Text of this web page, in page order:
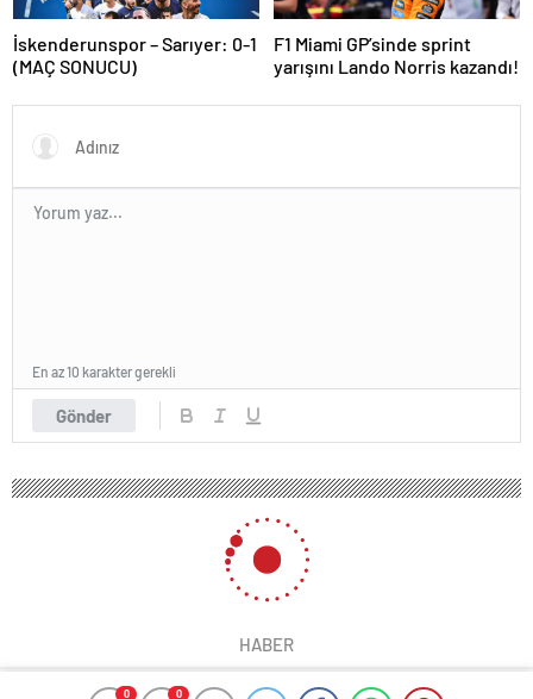
0 0
İskenderunspor – Sarıyer: 0-1
(MAÇ SONUCU)
F1 Miami GP’sinde sprint
yarışını Lando Norris kazandı!
Gönder
En az 10 karakter gerekli
HABER